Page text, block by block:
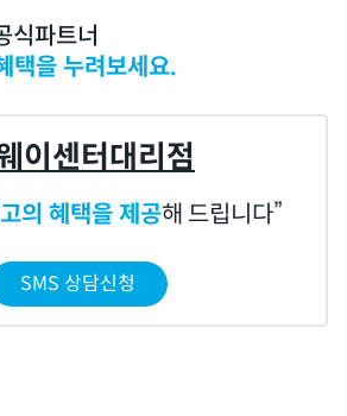
식파트너
택을 누려보세요.
이센터대리점
의 혜택을 제공해 드립니다
SMS 상담신청